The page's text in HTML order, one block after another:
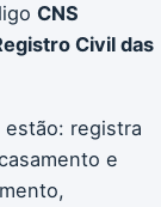
CNS
Civil das
registra
e